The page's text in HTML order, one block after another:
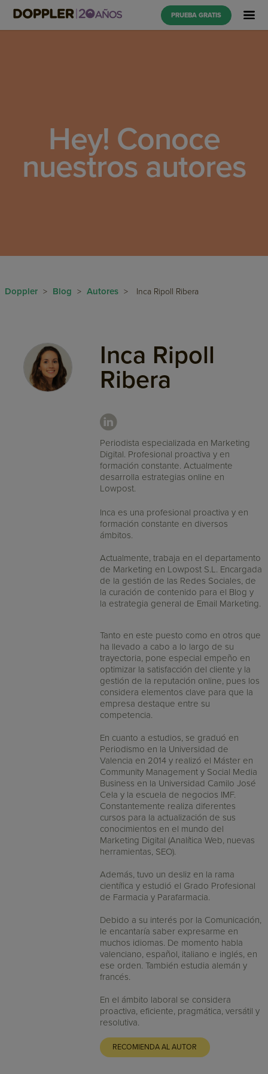
PRUEBA GRATIS
Hey! Conoce
nuestros autores
Doppler > Blog > Autores > Inca Ripoll Ribera
Inca Ripoll
Ribera
Periodista especializada en Marketing
Digital. Profesional proactiva y en
formación constante. Actualmente
desarrolla estrategias online en
Lowpost.
Inca es una profesional proactiva y en
formación constante en diversos
ámbitos.
Actualmente, trabaja en el departamento
de Marketing en Lowpost S.L. Encargada
de la gestión de las Redes Sociales, de
la curación de contenido para el Blog y
la estrategia general de Email Marketing.
Tanto en este puesto como en otros que
ha llevado a cabo a lo largo de su
trayectoria, pone especial empeño en
optimizar la satisfacción del cliente y la
gestión de la reputación online, pues los
considera elementos clave para que la
empresa destaque entre su
competencia.
En cuanto a estudios, se graduó en
Periodismo en la Universidad de
Valencia en 2014 y realizó el Máster en
Community Management y Social Media
Business en la Universidad Camilo José
Cela y la escuela de negocios IMF.
Constantemente realiza diferentes
cursos para la actualización de sus
conocimientos en el mundo del
Marketing Digital (Analítica Web, nuevas
herramientas, SEO).
Además, tuvo un desliz en la rama
científica y estudió el Grado Profesional
de Farmacia y Parafarmacia.
Debido a su interés por la Comunicación,
le encantaría saber expresarme en
muchos idiomas. De momento habla
valenciano, español, italiano e inglés, en
ese orden. También estudia alemán y
francés.
En el ámbito laboral se considera
proactiva, eficiente, pragmática, versátil y
resolutiva.
RECOMIENDA AL AUTOR